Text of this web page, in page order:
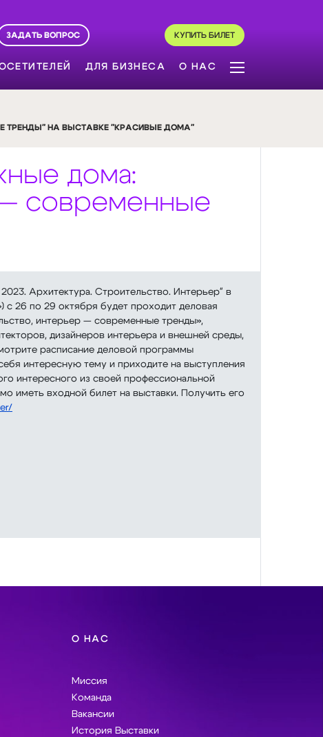
ЗАДАТЬ ВОПРОС КУПИТЬ БИЛЕТ
ДЛЯ БИЗНЕСА О НАС
ТРЕНДЫ" НА ВЫСТАВКЕ "КРАСИВЫЕ ДОМА"
дома:
— современные
Архитектура. Строительство. Интерьер" в
26 по 29 октября будет проходит деловая
интерьер — современные тренды»,
дизайнеров интерьера и внешней среды,
расписание деловой программы
интересную тему и приходите на выступления
интересного из своей профессиональной
иметь входной билет на выставки. Получить его
О НАС
Миссия
Команда
Вакансии
История Выставки